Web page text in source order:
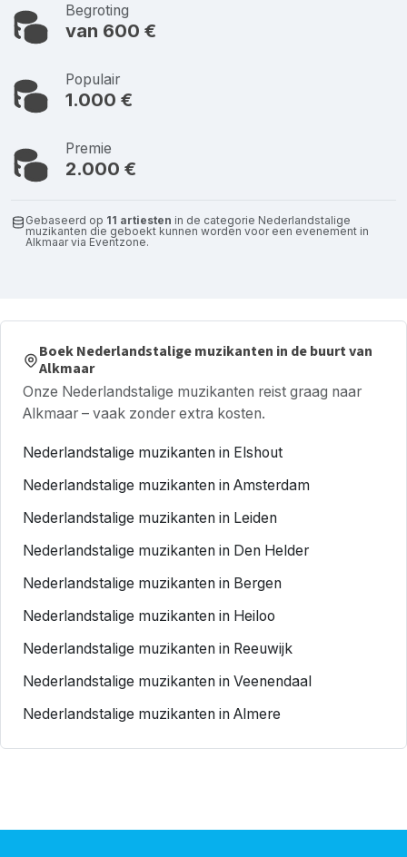
Begroting
van 600 €
Populair
1.000 €
Premie
2.000 €
Gebaseerd op 11 artiesten in de categorie Nederlandstalige
muzikanten die geboekt kunnen worden voor een evenement in
Alkmaar via Eventzone.
Boek Nederlandstalige muzikanten in de buurt van
Alkmaar
Onze Nederlandstalige muzikanten reist graag naar
Alkmaar – vaak zonder extra kosten.
Nederlandstalige muzikanten in Elshout
Nederlandstalige muzikanten in Amsterdam
Nederlandstalige muzikanten in Leiden
Nederlandstalige muzikanten in Den Helder
Nederlandstalige muzikanten in Bergen
Nederlandstalige muzikanten in Heiloo
Nederlandstalige muzikanten in Reeuwijk
Nederlandstalige muzikanten in Veenendaal
Nederlandstalige muzikanten in Almere